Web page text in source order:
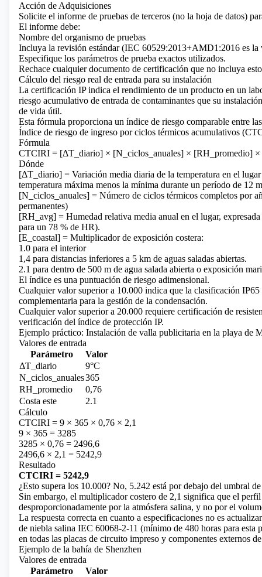
Acción de Adquisiciones
Solicite el informe de pruebas de terceros (no la hoja de datos)
El informe debe:
Nombre del organismo de pruebas
Incluya la revisión estándar (IEC 60529:2013+AMD1:2016 es la
Especifique los parámetros de prueba exactos utilizados.
Rechace cualquier documento de certificación que no incluya
Cálculo del riesgo real de entrada para su instalación
La certificación IP indica el rendimiento de un producto en un
riesgo acumulativo de entrada de contaminantes que su
de vida útil.
Esta fórmula proporciona un índice de riesgo comparable entre
Índice de riesgo de ingreso por ciclos térmicos acumulativos
Fórmula
CTCIRI = [ΔT_diario] × [N_ciclos_anuales] × [RH_promedio] ×
Dónde
[ΔT_diario] = Variación media diaria de la temperatura en el
temperatura máxima menos la mínima durante un período de 12
[N_ciclos_anuales] = Número de ciclos térmicos completos por
permanentes)
[RH_avg] = Humedad relativa media anual en el lugar,
para un 78 % de HR).
[E_coastal] = Multiplicador de exposición costera:
1.0 para el interior
1,4 para distancias inferiores a 5 km de aguas saladas abiertas.
2.1 para dentro de 500 m de agua salada abierta o exposición
El índice es una puntuación de riesgo adimensional.
Cualquier valor superior a 10.000 indica que la clasificación
complementaria para la gestión de la condensación.
Cualquier valor superior a 20.000 requiere certificación de
verificación del índice de protección IP.
Ejemplo práctico: Instalación de valla publicitaria en la playa de
Valores de entrada
Parámetro
Valor
ΔT_diario
9°C
N_ciclos_anuales365
RH_promedio
0,76
Costa este
2.1
Cálculo
CTCIRI = 9 × 365 × 0,76 × 2,1
9 × 365 = 3285
3285 × 0,76 = 2496,6
2496,6 × 2,1 = 5242,9
Resultado
CTCIRI = 5242,9
¿Esto supera los 10.000? No, 5.242 está por debajo del umbral
Sin embargo, el multiplicador costero de 2,1 significa que el
desproporcionadamente por la atmósfera salina, y no por el
La respuesta correcta en cuanto a especificaciones no es
de niebla salina IEC 60068-2-11 (mínimo de 480 horas para
en todas las placas de circuito impreso y componentes externos
Ejemplo de la bahía de Shenzhen
Valores de entrada
Parámetro
Valor